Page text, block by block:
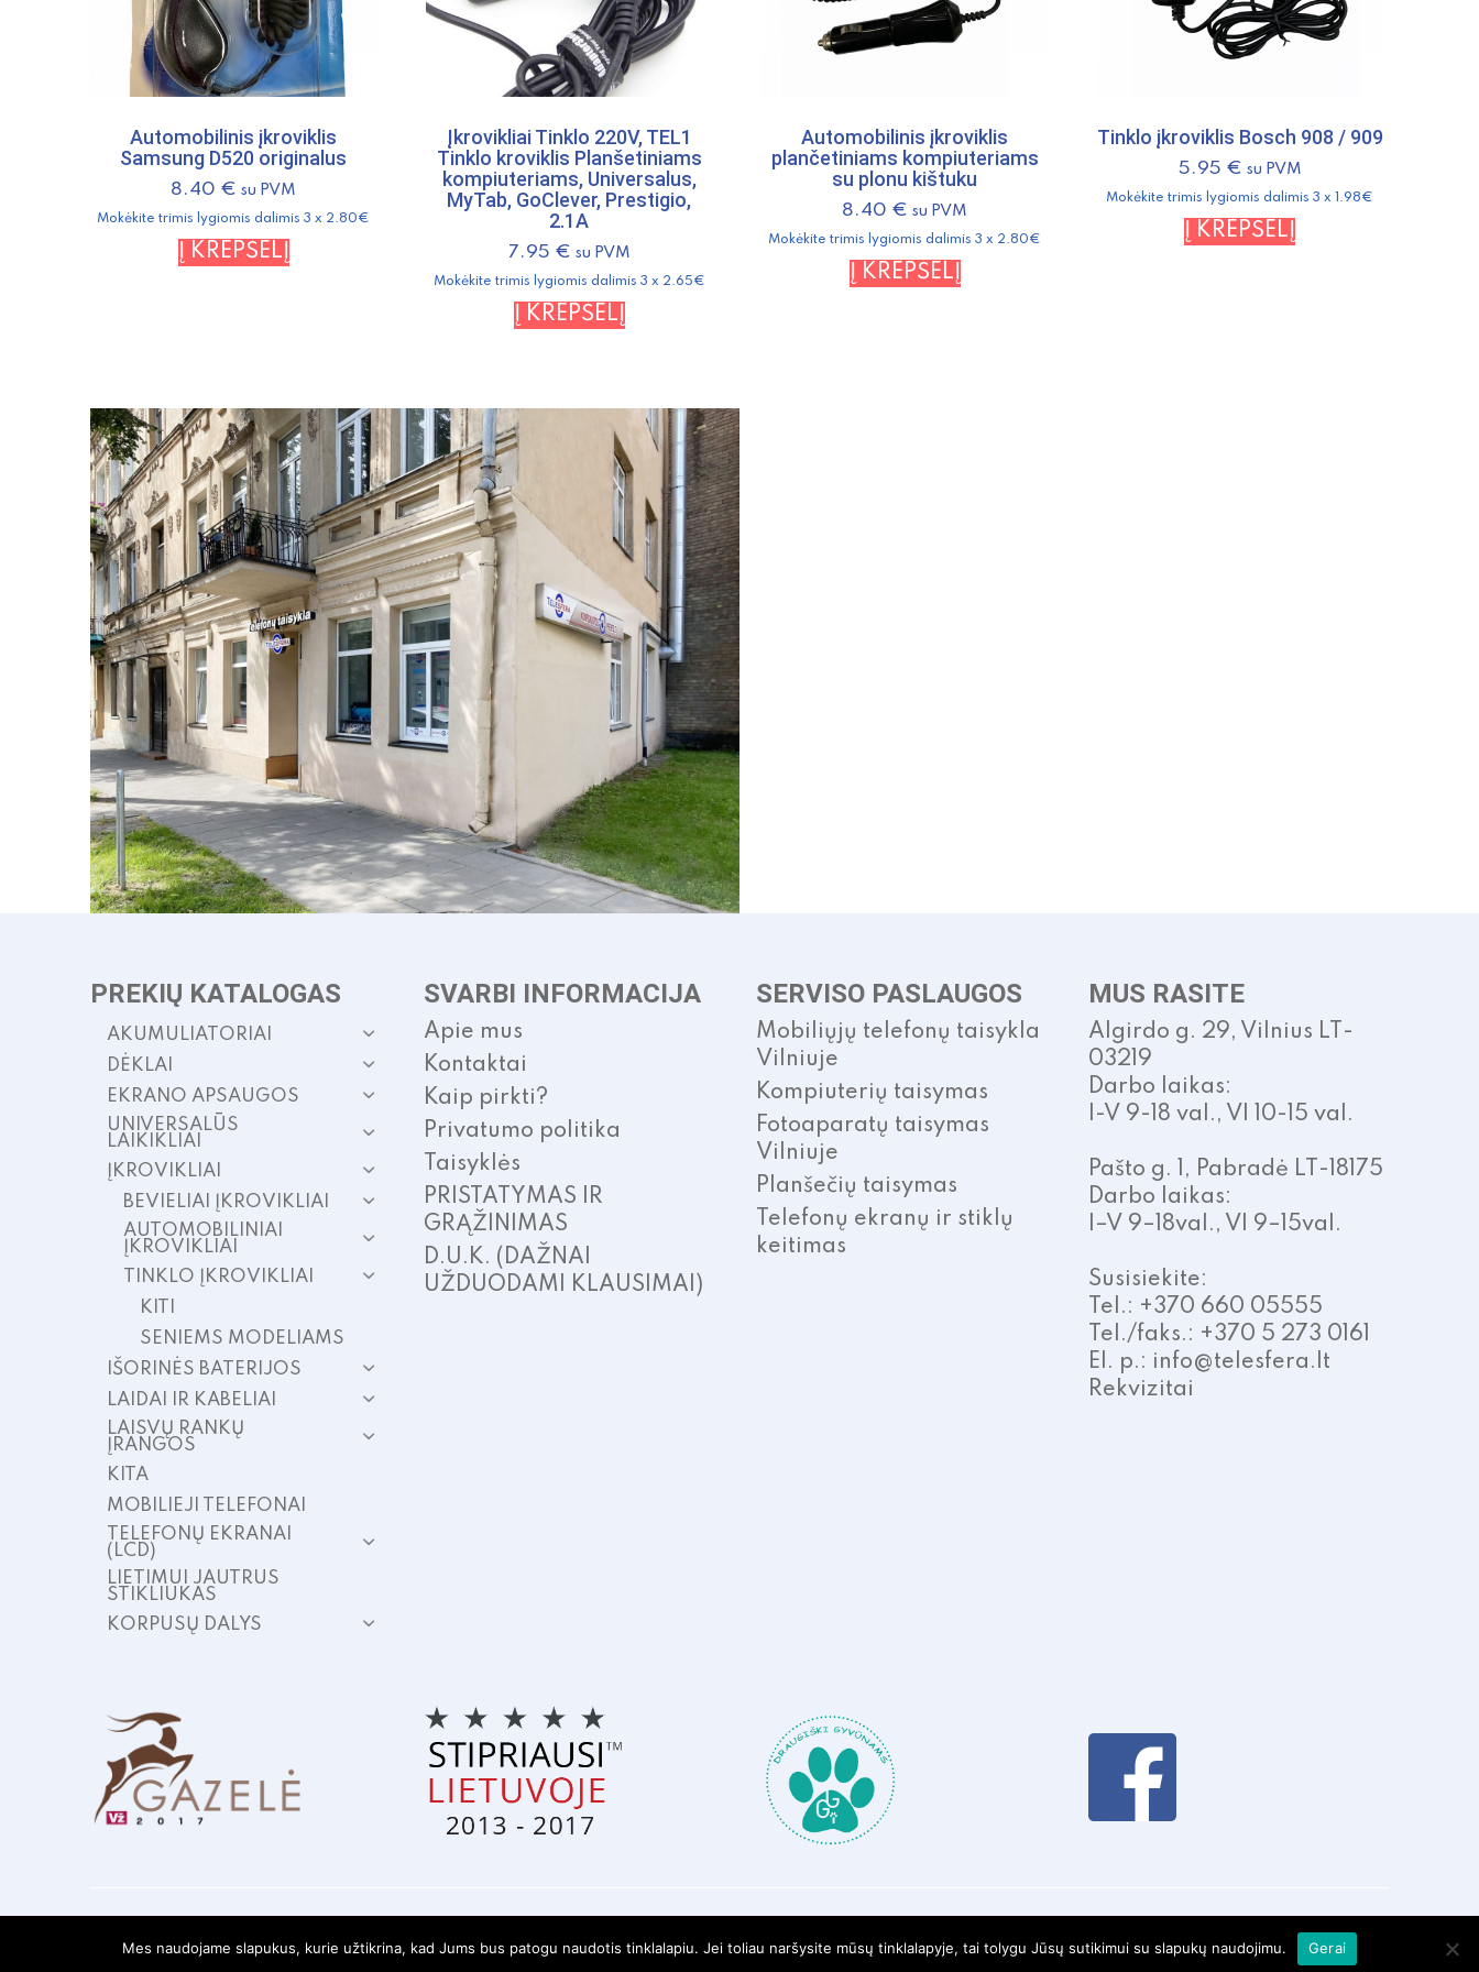
Automobilinis įkroviklis
Samsung D520 originalus
8.40 € su PVM
Mokėkite trimis lygiomis dalimis 3 x 2.80€
Į KREPŠELĮ
Įkrovikliai Tinklo 220V, TEL1
Tinklo kroviklis Planšetiniams
kompiuteriams, Universalus,
MyTab, GoClever, Prestigio,
2.1A
7.95 € su PVM
Mokėkite trimis lygiomis dalimis 3 x 2.65€
Į KREPŠELĮ
Automobilinis įkroviklis
plančetiniams kompiuteriams
su plonu kištuku
8.40 € su PVM
Mokėkite trimis lygiomis dalimis 3 x 2.80€
Į KREPŠELĮ
Tinklo įkroviklis Bosch 908 / 909
5.95 € su PVM
Mokėkite trimis lygiomis dalimis 3 x 1.98€
Į KREPŠELĮ
PREKIŲ KATALOGAS
AKUMULIATORIAI
DĖKLAI
EKRANO APSAUGOS
UNIVERSALŪS
LAIKIKLIAI
ĮKROVIKLIAI
BEVIELIAI ĮKROVIKLIAI
AUTOMOBILINIAI
ĮKROVIKLIAI
TINKLO ĮKROVIKLIAI
KITI
SENIEMS MODELIAMS
IŠORINĖS BATERIJOS
LAIDAI IR KABELIAI
LAISVŲ RANKŲ
ĮRANGOS
KITA
MOBILIEJI TELEFONAI
TELEFONŲ EKRANAI
(LCD)
LIETIMUI JAUTRUS
STIKLIUKAS
KORPUSŲ DALYS
SVARBI INFORMACIJA
Apie mus
Kontaktai
Kaip pirkti?
Privatumo politika
Taisyklės
PRISTATYMAS IR
GRĄŽINIMAS
D.U.K. (DAŽNAI
UŽDUODAMI KLAUSIMAI)
SERVISO PASLAUGOS
Mobiliųjų telefonų taisykla
Vilniuje
Kompiuterių taisymas
Fotoaparatų taisymas
Vilniuje
Planšečių taisymas
Telefonų ekranų ir stiklų
keitimas
MUS RASITE
Algirdo g. 29, Vilnius LT-
03219
Darbo laikas:
I-V 9-18 val., VI 10-15 val.
Pašto g. 1, Pabradė LT-18175
Darbo laikas:
I–V 9–18val., VI 9–15val.
Susisiekite:
Tel.: +370 660 05555
Tel./faks.: +370 5 273 0161
El. p.: info@telesfera.lt
Rekvizitai
Mes naudojame slapukus, kurie užtikrina, kad Jums bus patogu naudotis tinklalapiu. Jei toliau naršysite mūsų tinklalapyje, tai tolygu Jūsų sutikimui su slapukų naudojimu. Gerai